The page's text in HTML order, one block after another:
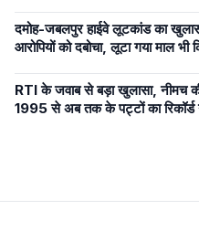
दमोह-जबलपुर हाईवे लूटकांड का
आरोपियों को दबोचा, लूटा गया माल भी
RTI के जवाब से बड़ा खुलासा, नीमच
1995 से अब तक के पट्टों का रिकॉर्ड